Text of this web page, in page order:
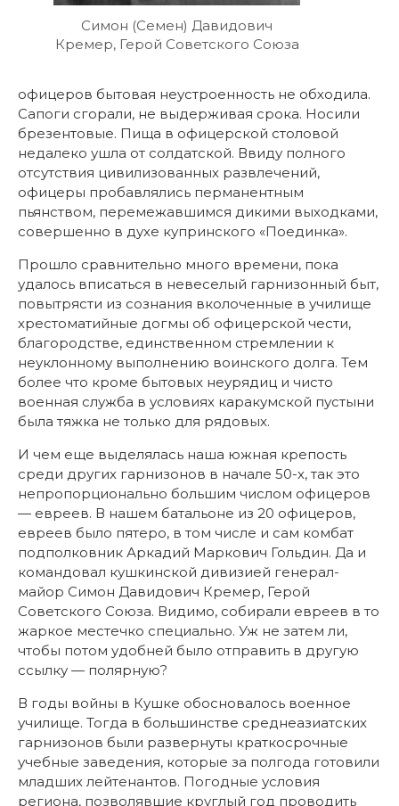
Симон (Семен) Давидович
Кремер, Герой Советского Союза
офицеров бытовая неустроенность не обходила.
Сапоги сгорали, не выдерживая срока. Носили
брезентовые. Пища в офицерской столовой
недалеко ушла от солдатской. Ввиду полного
отсутствия цивилизованных развлечений,
офицеры пробавлялись перманентным
пьянством, перемежавшимся дикими выходками,
совершенно в духе купринского «Поединка».
Прошло сравнительно много времени, пока
удалось вписаться в невеселый гарнизонный быт,
повытрясти из сознания вколоченные в училище
хрестоматийные догмы об офицерской чести,
благородстве, единственном стремлении к
неуклонному выполнению воинского долга. Тем
более что кроме бытовых неурядиц и чисто
военная служба в условиях каракумской пустыни
была тяжка не только для рядовых.
И чем еще выделялась наша южная крепость
среди других гарнизонов в начале 50-х, так это
непропорционально большим числом офицеров
— евреев. В нашем батальоне из 20 офицеров,
евреев было пятеро, в том числе и сам комбат
подполковник Аркадий Маркович Гольдин. Да и
командовал кушкинской дивизией генерал-
майор Симон Давидович Кремер, Герой
Советского Союза. Видимо, собирали евреев в то
жаркое местечко специально. Уж не затем ли,
чтобы потом удобней было отправить в другую
ссылку — полярную?
В годы войны в Кушке обосновалось военное
училище. Тогда в большинстве среднеазиатских
гарнизонов были развернуты краткосрочные
учебные заведения, которые за полгода готовили
младших лейтенантов. Погодные условия
региона, позволявшие круглый год проводить